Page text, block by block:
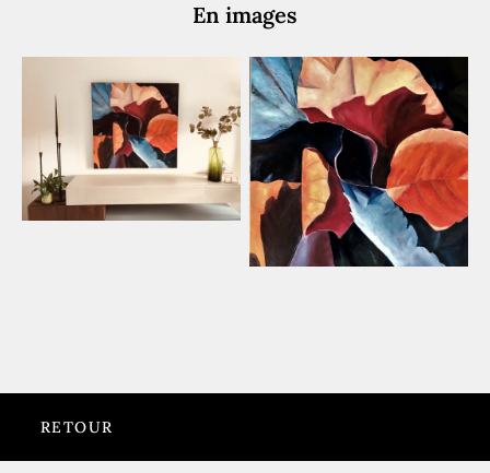
En images
RETOUR